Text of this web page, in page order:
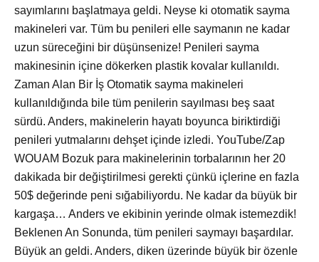
sayımlarını başlatmaya geldi. Neyse ki otomatik sayma
makineleri var. Tüm bu penileri elle saymanın ne kadar
uzun süreceğini bir düşünsenize! Penileri sayma
makinesinin içine dökerken plastik kovalar kullanıldı.
Zaman Alan Bir İş Otomatik sayma makineleri
kullanıldığında bile tüm penilerin sayılması beş saat
sürdü. Anders, makinelerin hayatı boyunca biriktirdiği
penileri yutmalarını dehşet içinde izledi. YouTube/Zap
WOUAM Bozuk para makinelerinin torbalarının her 20
dakikada bir değiştirilmesi gerekti çünkü içlerine en fazla
50$ değerinde peni sığabiliyordu. Ne kadar da büyük bir
kargaşa… Anders ve ekibinin yerinde olmak istemezdik!
Beklenen An Sonunda, tüm penileri saymayı başardılar.
Büyük an geldi. Anders, diken üzerinde büyük bir özenle